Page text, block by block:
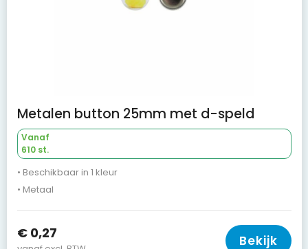
Metalen button 25mm met d-speld
Vanaf
610 st.
• Beschikbaar in 1 kleur
• Metaal
€ 0,27 Bekijk